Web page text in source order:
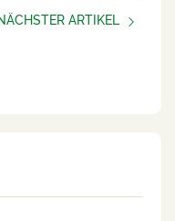
ARTIKEL